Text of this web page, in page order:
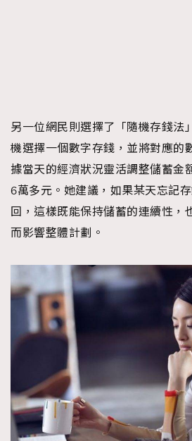
另一位網民則選擇了「隨機存錢法
機選擇一個數字存錢，並將對應的
據當天的經濟狀況靈活調整儲蓄金
6萬多元。她建議，如果某天忘記
回，這樣既能保持儲蓄的連續性，
而影響整體計劃。